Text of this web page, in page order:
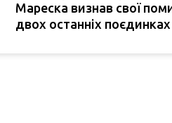
Мареска визнав свої
двох останніх поєдинках